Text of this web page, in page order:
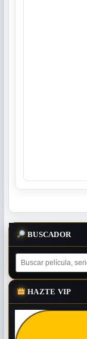
BUSCADOR
HAZTE VIP